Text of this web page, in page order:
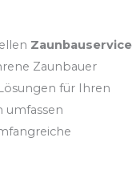
Zaunbauservice
Zaunbauer
für Ihren
umfassen